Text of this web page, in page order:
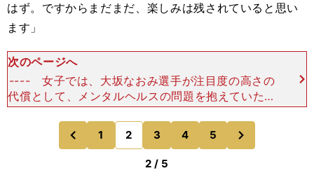
はず。ですからまだまだ、楽しみは残されていると思い
ます」
次のページへ
---- 女子では、大坂なおみ選手が注目度の高さの
代償として、メンタルヘルスの問題を抱えていたこ
とを明かしました。この問題については、どうお考
えですか？「本当に華やかなのは、トップ中のトッ
プのひと握
前
のページへ
1 2 3 4 5
のページへ
2 / 5